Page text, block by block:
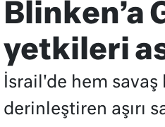
Blinken’a
yetkileri
İsrail'de hem
derinleştiren aşırı